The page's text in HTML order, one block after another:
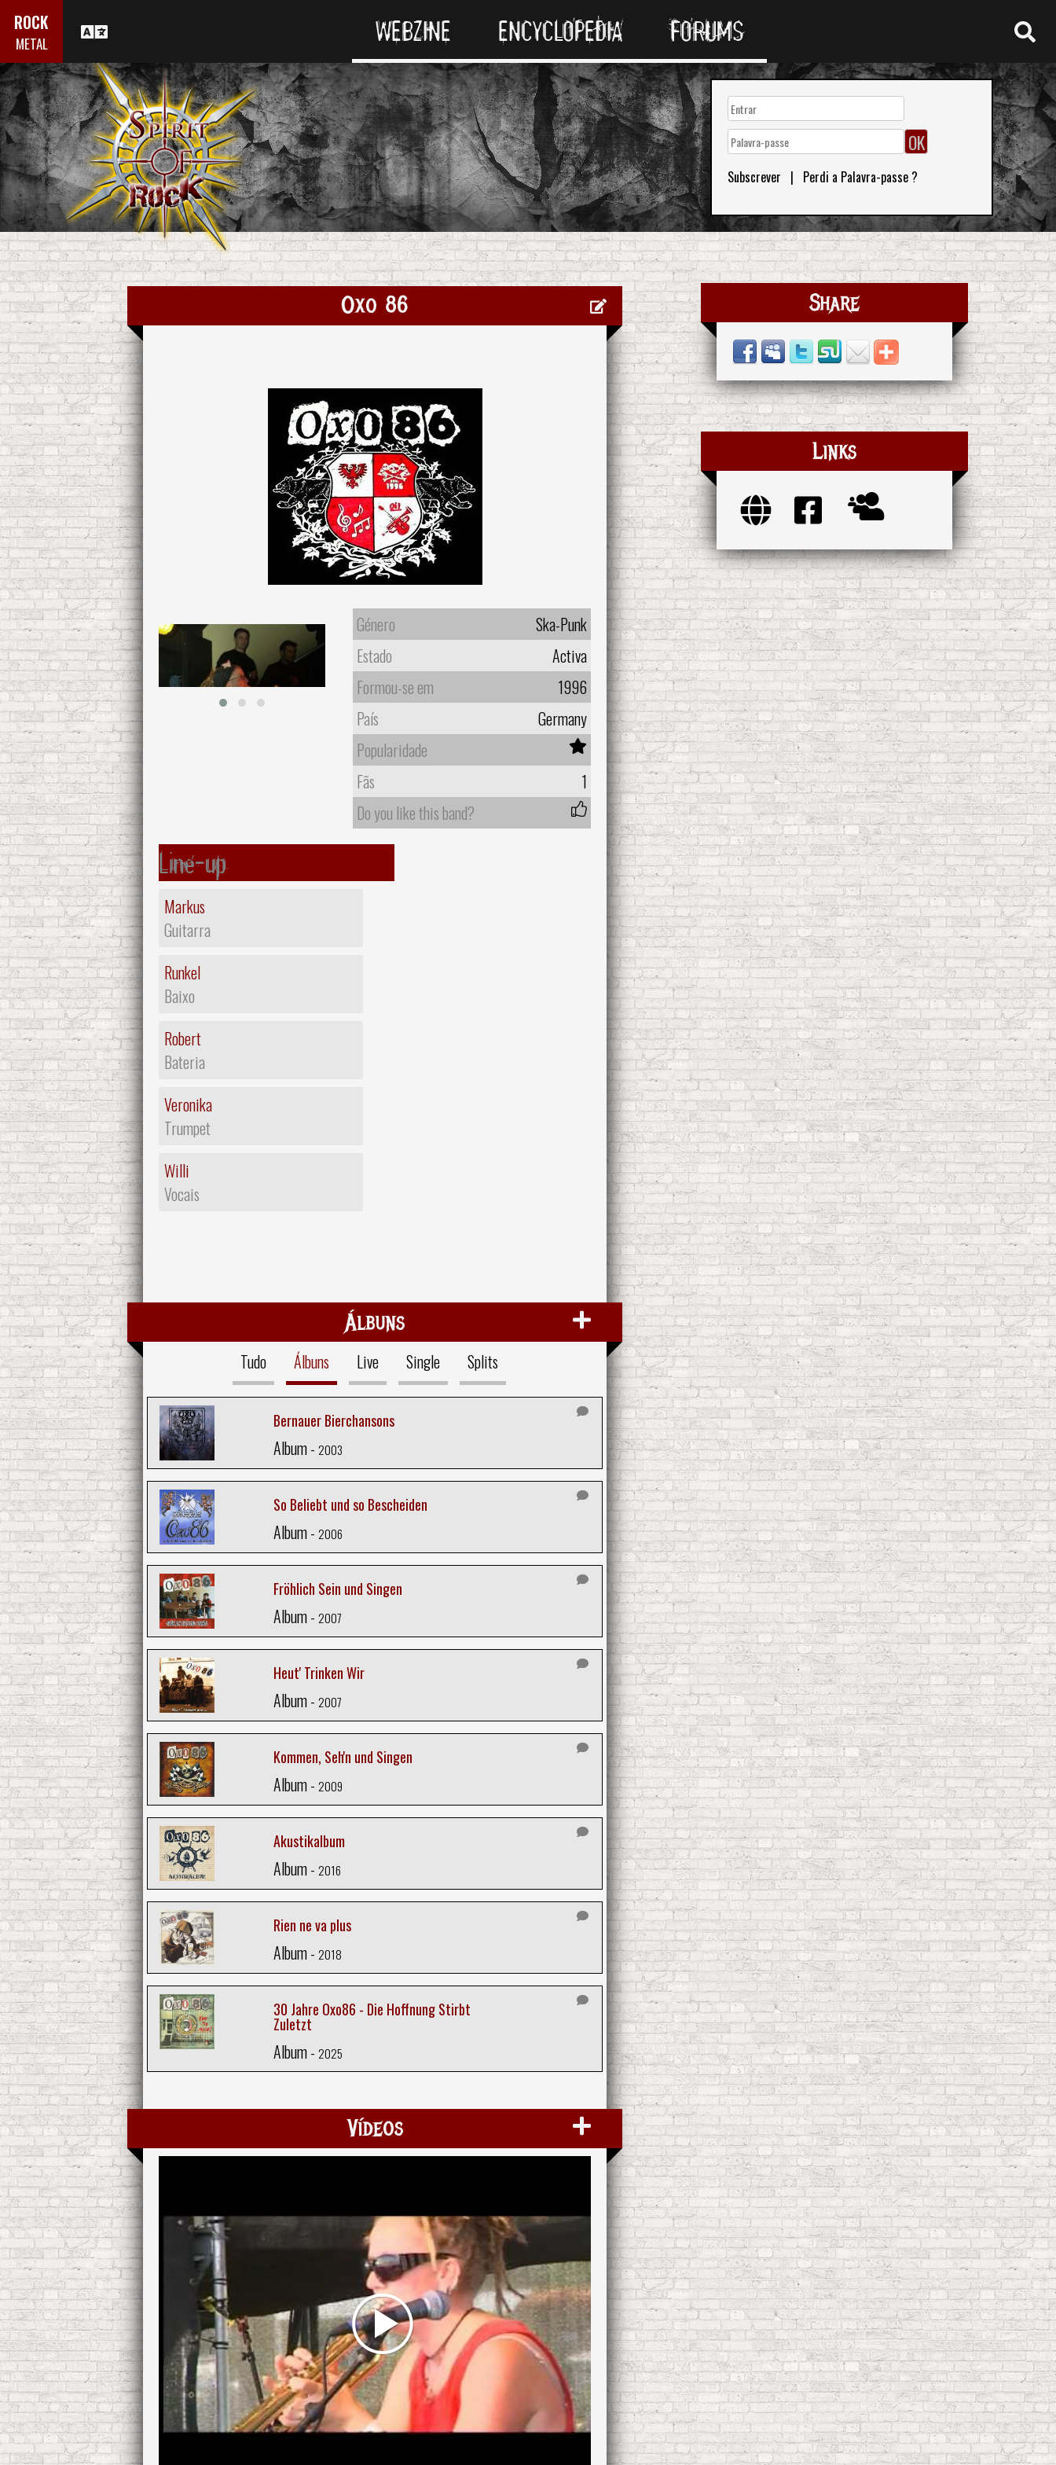
ROCK
METAL WEBZINE ENCYCLOPEDIA FORUMS
Subscrever | Perdi a Palavra-passe ?
Oxo 86
Género
Ska-Punk
Estado
Activa
Formou-se em
1996
País
Germany
Popularidade
Fãs
1
Do you like this band?
Line-up
Markus
Guitarra
Runkel
Baixo
Robert
Bateria
Veronika
Trumpet
Willi
Vocais
Álbuns
Tudo Álbuns Live Single Splits
Bernauer Bierchansons
Album - 2003
So Beliebt und so Bescheiden
Album - 2006
Fröhlich Sein und Singen
Album - 2007
Heut' Trinken Wir
Album - 2007
Kommen, Seh'n und Singen
Album - 2009
Akustikalbum
Album - 2016
Rien ne va plus
Album - 2018
30 Jahre Oxo86 - Die Hoffnung Stirbt
Zuletzt
Album - 2025
Vídeos
Share
Links